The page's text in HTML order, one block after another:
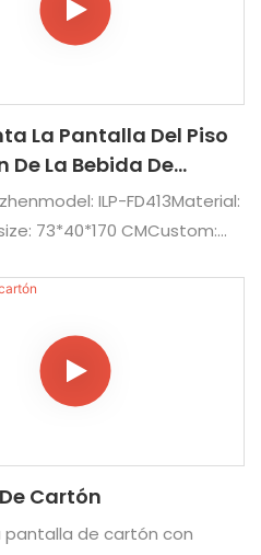
La Pantalla Del Piso
De La Bebida De
Personalizados
ILP-FD413Material:
73*40*170 CMCustom:
exhibición para refrigerios,
tienda y varias escenas
Cartón
pantalla de cartón con